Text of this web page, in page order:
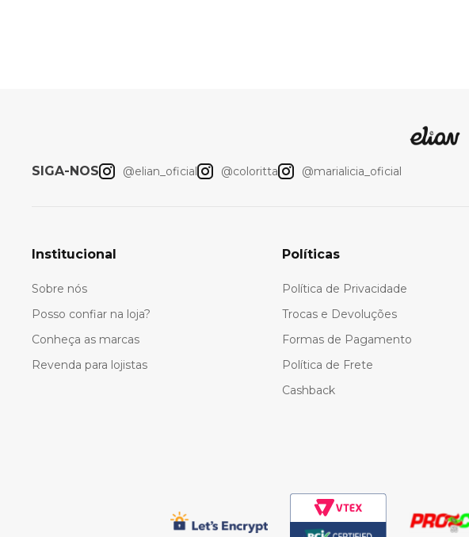
SIGA-NOS @elian_oficial @coloritta @marialicia_oficial
Institucional
Sobre nós
Posso confiar na loja?
Conheça as marcas
Revenda para lojistas
Políticas
Política de Privacidade
Trocas e Devoluções
Formas de Pagamento
Política de Frete
Cashback